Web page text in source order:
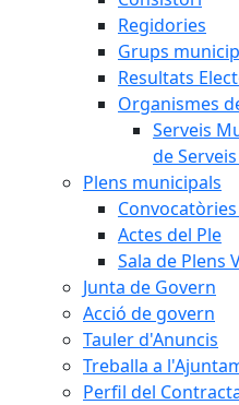
Regidories
Grups
Resultats
Organismes
Serveis
de Serveis
Plens municipals
Actes del Ple
Sala de Plens
Junta de Govern
Acció de govern
Tauler d'Anuncis
Treballa a
Perfil del